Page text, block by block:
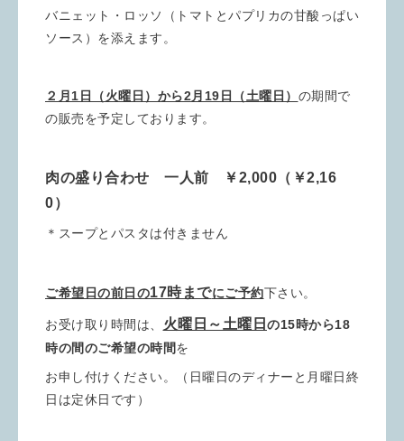
バニェット・ロッソ（トマトとパプリカの甘酸っぱい
ソース）を添えます。
２月1日（火曜日）から2月19日（土曜日） の期間で
の販売を予定しております。
肉の盛り合わせ 一人前 ￥2,000（￥2,16
0）
＊スープとパスタは付きません
ご希望日の前日の17時までにご予約下さい。
お受け取り時間は、 火曜日～土曜日 の15時から18
時の間のご希望の時間を
お申し付けください。（日曜日のディナーと月曜日終
日は定休日です）